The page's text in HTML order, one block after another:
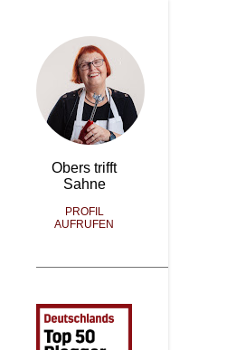
Obers trifft
Sahne
PROFIL
AUFRUFEN